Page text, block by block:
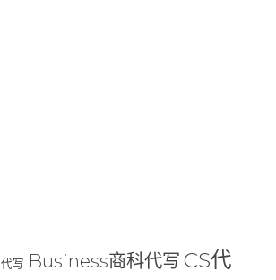
写 Business商科代写 CS代